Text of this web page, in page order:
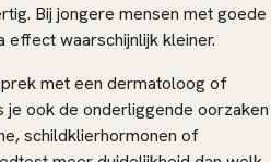
Bij jongere mensen met goede
waarschijnlijk kleiner.
met een dermatoloog of
je ook de onderliggende oorzaken
schildklierhormonen of